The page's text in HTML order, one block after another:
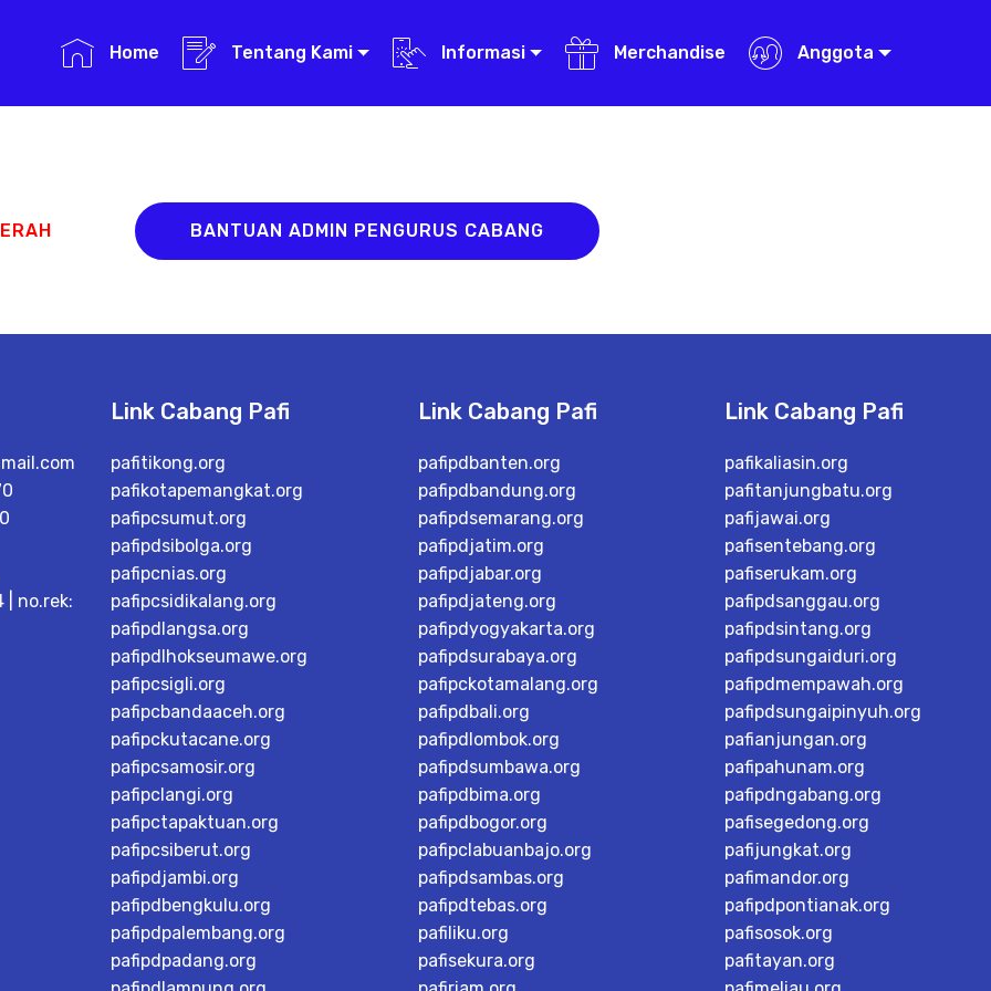
Home Tentang Kami Informasi Merchandise Anggota
BANTUAN ADMIN PENGURUS CABANG
| no.rek:
Link Cabang Pafi
pafitikong.org
pafikotapemangkat.org
pafipcsumut.org
pafipdsibolga.org
pafipcnias.org
pafipcsidikalang.org
pafipdlangsa.org
pafipdlhokseumawe.org
pafipcsigli.org
pafipcbandaaceh.org
pafipckutacane.org
pafipcsamosir.org
pafipclangi.org
pafipctapaktuan.org
pafipcsiberut.org
pafipdjambi.org
pafipdbengkulu.org
pafipdpalembang.org
pafipdpadang.org
Link Cabang Pafi
pafipdbanten.org
pafipdbandung.org
pafipdsemarang.org
pafipdjatim.org
pafipdjabar.org
pafipdjateng.org
pafipdyogyakarta.org
pafipdsurabaya.org
pafipckotamalang.org
pafipdbali.org
pafipdlombok.org
pafipdsumbawa.org
pafipdbima.org
pafipdbogor.org
pafipclabuanbajo.org
pafipdsambas.org
pafipdtebas.org
pafiliku.org
pafisekura.org
Link Cabang Pafi
pafikaliasin.org
pafitanjungbatu.org
pafijawai.org
pafisentebang.org
pafiserukam.org
pafipdsanggau.org
pafipdsintang.org
pafipdsungaiduri.org
pafipdmempawah.org
pafipdsungaipinyuh.org
pafianjungan.org
pafipahunam.org
pafipdngabang.org
pafisegedong.org
pafijungkat.org
pafimandor.org
pafipdpontianak.org
pafisosok.org
pafitayan.org